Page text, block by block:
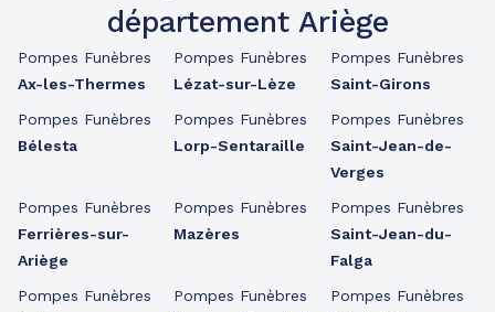
département Ariège
Pompes Funèbres
Ax-les-Thermes
Pompes Funèbres
Bélesta
Pompes Funèbres
Ferrières-sur-
Ariège
Pompes Funèbres
Pompes Funèbres
Lézat-sur-Lèze
Pompes Funèbres
Lorp-Sentaraille
Pompes Funèbres
Mazères
Pompes Funèbres
Pompes Funèbres
Saint-Girons
Pompes Funèbres
Saint-Jean-de-
Verges
Pompes Funèbres
Saint-Jean-du-
Falga
Pompes Funèbres